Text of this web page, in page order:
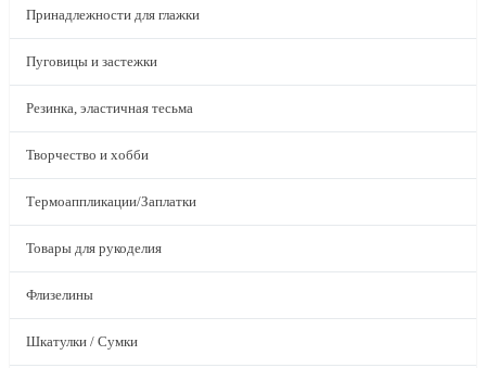
Принадлежности для глажки
Пуговицы и застежки
Резинка, эластичная тесьма
Творчество и хобби
Термоаппликации/Заплатки
Товары для рукоделия
Флизелины
Шкатулки / Сумки